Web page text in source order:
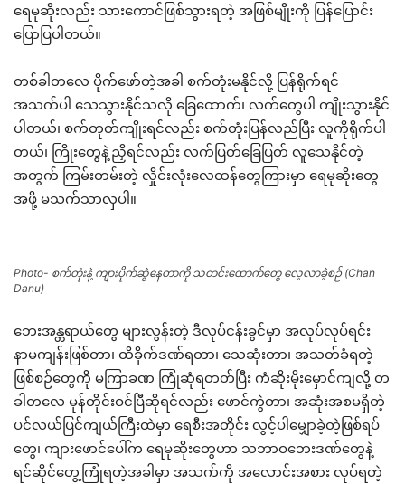
ရေမုဆိုးလည်း သားကောင်ဖြစ်သွားရတဲ့ အဖြစ်မျိုးကို ပြန်ပြောင်း
ပြောပြပါတယ်။
တစ်ခါတလေ ပိုက်ဖော်တဲ့အခါ စက်တုံးမနိုင်လို့ ပြန်ရိုက်ရင်
အသက်ပါ သေသွားနိုင်သလို ခြေထောက်၊ လက်တွေပါ ကျိုးသွားနိုင်
ပါတယ်၊ စက်တုတ်ကျိုးရင်လည်း စက်တုံးပြန်လည်ပြီး လူကိုရိုက်ပါ
တယ်၊ ကြိုးတွေနဲ့ညှိရင်လည်း လက်ပြတ်ခြေပြတ် လူသေနိုင်တဲ့
အတွက် ကြမ်းတမ်းတဲ့ လှိုင်းလုံးလေထန်တွေကြားမှာ ရေမုဆိုးတွေ
အဖို့ မသက်သာလှပါ။
Photo- စက်တုံးနဲ့ ကျားပိုက်ဆွဲနေတာကို သတင်းထောက်တွေ လေ့လာခဲ့စဉ် (Chan
Danu)
ဘေးအန္တရာယ်တွေ များလွန်းတဲ့ ဒီလုပ်ငန်းခွင်မှာ အလုပ်လုပ်ရင်း
နာမကျန်းဖြစ်တာ၊ ထိခိုက်ဒဏ်ရတာ၊ သေဆုံးတာ၊ အသတ်ခံရတဲ့
ဖြစ်စဉ်တွေကို မကြာခဏ ကြုံဆုံရတတ်ပြီး ကံဆိုးမိုးမှောင်ကျလို့ တ
ခါတလေ မုန်တိုင်းဝင်ပြီဆိုရင်လည်း ဖောင်ကွဲတာ၊ အဆုံးအစမရှိတဲ့
ပင်လယ်ပြင်ကျယ်ကြီးထဲမှာ ရေစီးအတိုင်း လွင့်ပါမျှောခဲ့တဲ့ဖြစ်ရပ်
တွေ၊ ကျားဖောင်ပေါ်က ရေမုဆိုးတွေဟာ သဘာဝဘေးဒဏ်တွေနဲ့
ရင်ဆိုင်တွေ့ကြုံရတဲ့အခါမှာ အသက်ကို အလောင်းအစား လုပ်ရတဲ့